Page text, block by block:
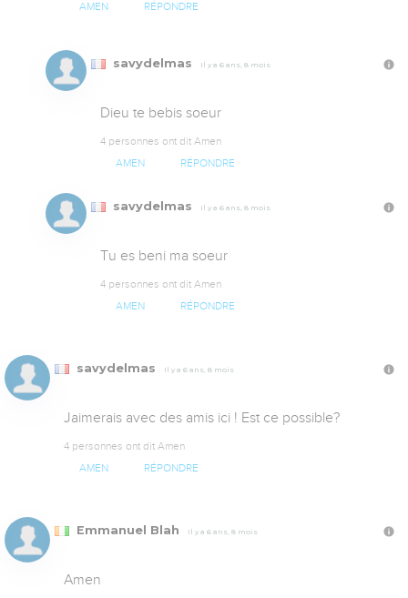
AMEN RÉPONDRE
savydelmas Il y a 6 ans, 8 mois
Dieu te bebis soeur
4 personnes ont dit Amen
AMEN RÉPONDRE
savydelmas Il y a 6 ans, 8 mois
Tu es beni ma soeur
4 personnes ont dit Amen
AMEN RÉPONDRE
savydelmas Il y a 6 ans, 8 mois
Jaimerais avec des amis ici ! Est ce possible?
4 personnes ont dit Amen
AMEN RÉPONDRE
Emmanuel Blah Il y a 6 ans, 8 mois
Amen